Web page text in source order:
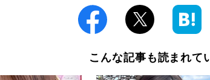
こんな記事も読まれて